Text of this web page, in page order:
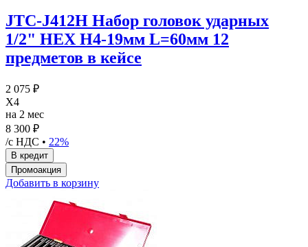
JTC-J412H Набор головок ударных
1/2" HEX H4-19мм L=60мм 12
предметов в кейсе
2 075 ₽
X4
на 2 мес
8 300 ₽
/с НДС • 22%
Добавить в корзину